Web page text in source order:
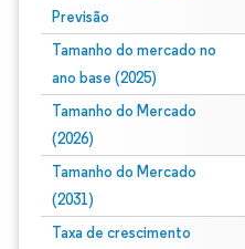
Previsão
Tamanho do mercado no
ano base (2025)
Tamanho do Mercado
(2026)
Tamanho do Mercado
(2031)
Taxa de crescimento